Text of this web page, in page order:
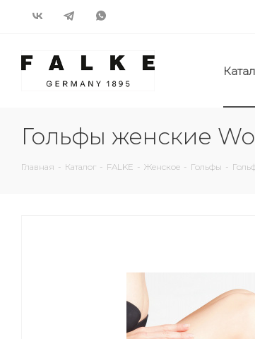
Гольфы женские
Главная - Каталог - FALKE - Женское - Гольфы -